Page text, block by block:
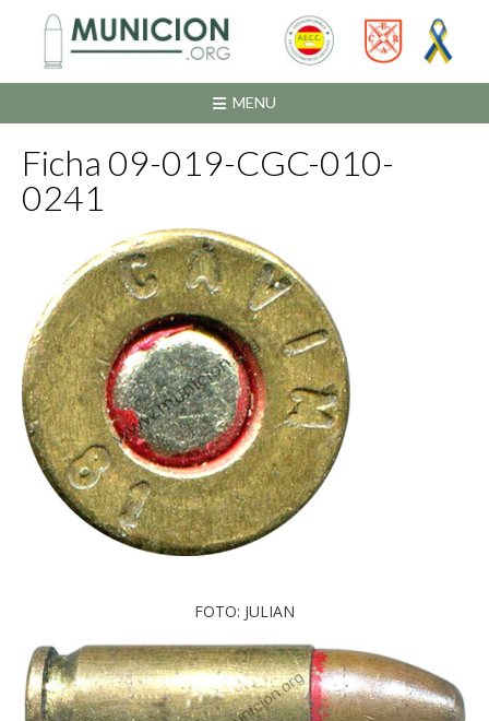
contenido
MENU
Ficha 09-019-CGC-010-
0241
FOTO: JULIAN